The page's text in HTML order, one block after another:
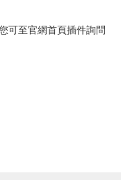
可至官網首頁插件詢問